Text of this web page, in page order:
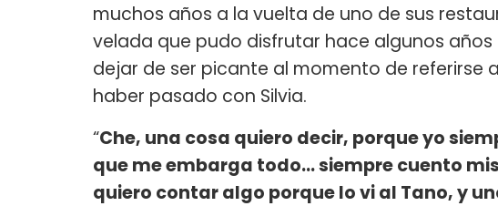
muchos años a la vuelta de uno de sus
velada que pudo disfrutar hace algunos
dejar de ser picante al momento de referirse
haber pasado con Silvia.
“Che, una cosa quiero decir, porque yo
que me embarga todo... siempre cuento
quiero contar algo porque lo vi al Tano, y